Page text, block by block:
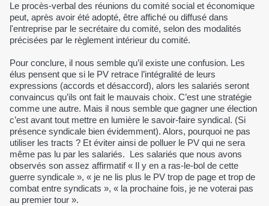
Le procès-verbal des réunions du comité social et économique
peut, après avoir été adopté, être affiché ou diffusé dans
l'entreprise par le secrétaire du comité, selon des modalités
précisées par le règlement intérieur du comité.
Pour conclure, il nous semble qu’il existe une confusion. Les
élus pensent que si le PV retrace l’intégralité de leurs
expressions (accords et désaccord), alors les salariés seront
convaincus qu’ils ont fait le mauvais choix. C’est une stratégie
comme une autre. Mais il nous semble que gagner une élection
c’est avant tout mettre en lumière le savoir-faire syndical. (Si
présence syndicale bien évidemment). Alors, pourquoi ne pas
utiliser les tracts ? Et éviter ainsi de polluer le PV qui ne sera
même pas lu par les salariés. Les salariés que nous avons
observés son assez affirmatif « Il y en a ras-le-bol de cette
guerre syndicale », « je ne lis plus le PV trop de page et trop de
combat entre syndicats », « la prochaine fois, je ne voterai pas
au premier tour ».